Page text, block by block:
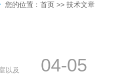
您的位置： 首页 >> 技术文章
以及
04-05